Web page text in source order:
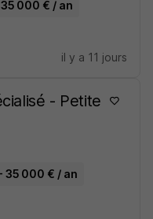
000 € / an
il y a 11 jours
- Petite
35 000 € / an